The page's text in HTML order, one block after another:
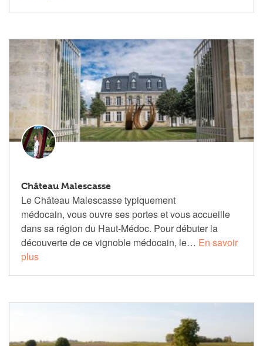
Château Malescasse
Le Château Malescasse typiquement
médocain, vous ouvre ses portes et vous accueille
dans sa région du Haut-Médoc. Pour débuter la
découverte de ce vignoble médocain, le… En savoir
plus